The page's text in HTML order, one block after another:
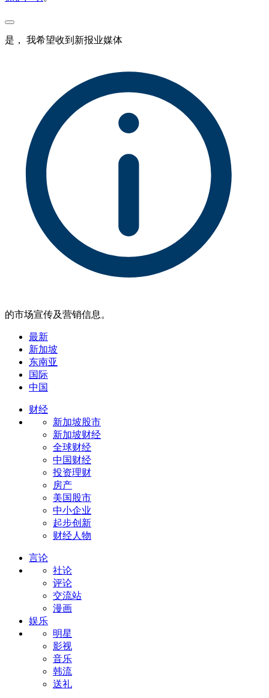
是， 我希望收到新报业媒体
的市场宣传及营销信息。
最新
新加坡
东南亚
国际
中国
财经
新加坡股市
新加坡财经
全球财经
中国财经
投资理财
房产
美国股市
中小企业
起步创新
财经人物
言论
社论
评论
交流站
漫画
娱乐
明星
影视
音乐
韩流
送礼